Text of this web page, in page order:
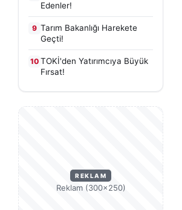
Edenler!
9 Tarım Bakanlığı Harekete
Geçti!
10 TOKİ'den Yatırımcıya Büyük
Fırsat!
REKLAM
Reklam (300×250)